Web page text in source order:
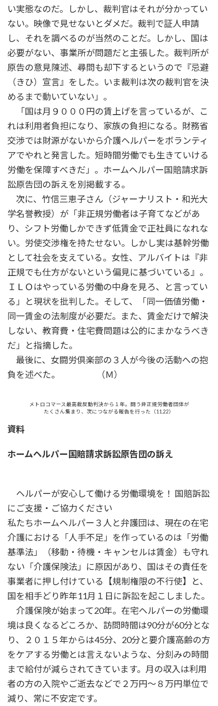
い実態なのだ。しかし、裁判官はそれが分かってい
ない。映像で見せないとダメだ。裁判で証人申請
し、それを調べるのが当然のことだ。しかし、国は
必要がない、事業所が問題だと主張した。裁判所が
原告の意見陳述、尋問も却下するというので『忌避
（きひ）宣言』をした。いま裁判は次の裁判官を決
めるまで動いていない」。
「国は月９０００円の賃上げを言っているが、こ
れは利用者負担になり、家族の負担になる。財務省
交渉では財源がないから介護ヘルパーをボランティ
アでやれと発言した。短時間労働でも生きていける
労働を保障すべきだ」。ホームヘルパー国賠請求訴
訟原告団の訴えを別掲載する。
次に、竹信三恵子さん（ジャーナリスト・和光大
学名誉教授）が「非正規労働者は子育てなどがあ
り、シフト労働しかできず低賃金で正社員になれな
い。労使交渉権を持たせない。しかし実は基幹労働
として社会を支えている。女性、アルバイトは『非
正規でも仕方がないという偏見に基づいている』。
ＩＬＯはやっている労働の中身を見ろ、と言ってい
る」と現状を批判した。そして、「同一価値労働・
同一賃金の法制度が必要だ。また、賃金だけで解決
しない、教育費・住宅費問題は公的にまかなうべき
だ」と指摘した。
最後に、女闘労倶楽部の３人が今後の活動への抱
負を述べた。 （Ｍ）
メトロコマース最高裁反動判決から１年。闘う非正規労働者団体が
たくさん集まり、次につながる報告を行った（11.22）
資料
ホームヘルパー国賠請求訴訟原告団の訴え
ヘルパーが安心して働ける労働環境を！ 国賠訴訟
にご支援・ご協力ください
私たちホームヘルパー３人と弁護団は、現在の在宅
介護における「人手不足」を作っているのは「労働
基準法」（移動・待機・キャンセルは賃金）も守れ
ない「介護保険法」に原因があり、国はその責任を
事業者に押し付けている【規制権限の不行使】と、
国を相手どり昨年11月１日に訴訟を起こしました。
介護保険が始まって20年。在宅ヘルパーの労働環
境は良くなるどころか、訪問時間は90分が60分とな
り、２０１５年からは45分、20分と要介護高齢の方
をケアする労働とは言えないような、分刻みの時間
まで給付が減らされてきています。月の収入は利用
者の方の入院やご逝去などで２万円～８万円単位で
減り、常に不安定です。